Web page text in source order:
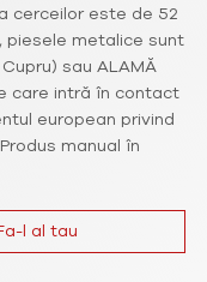
cerceilor este de 52
piesele metalice sunt
sau ALAMĂ
care intră în contact
european privind
manual în
l al tau